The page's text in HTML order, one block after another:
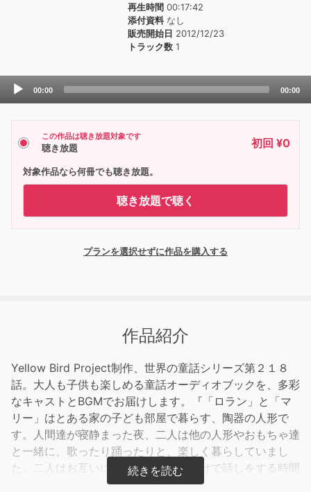
再生時間 00:17:42
添付資料なし
販売開始日 2012/12/23
トラック数 1
Audio
00:00 00:00
この作品は聴き放題対象です
聴き放題 初回 ¥0
対象作品なら何冊でも聴き放題。
聴き放題で聴く
プランを選択せずに作品を購入する
作品紹介
Yellow Bird Project制作、世界の童話シリーズ第２１８
話。大人も子供も楽しめる童話オーディオブックを、多彩
なキャストとBGMでお届けします。『「ロラン」と「マ
リー」はとある家の子ども部屋で暮らす、陶器の人形で
す。人間達が寝静まった夜、二人は他の人形やおもちゃ達
と一緒に、歌ったり踊ったりと、楽しく暮らしていまし
た。二人はお互いに思い合い、二人だけで話しをする時間
はとても幸せでした。ところが、そんな二人の様子をうら